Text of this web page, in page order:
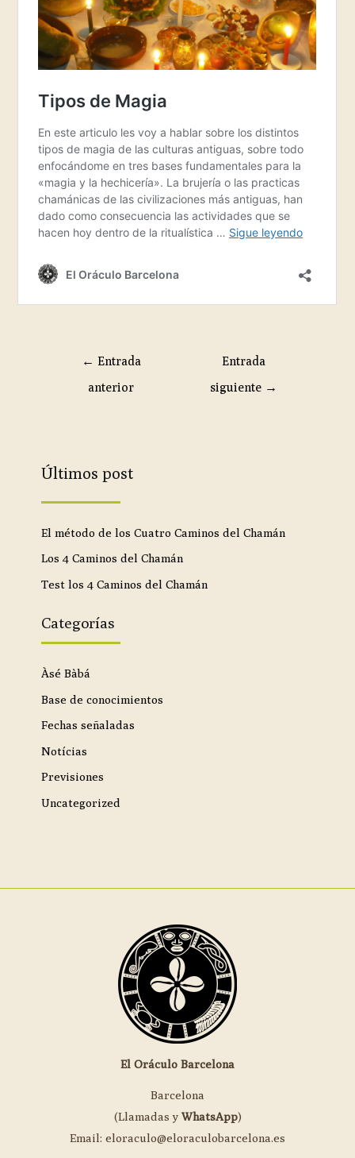
← Entrada
anterior
Entrada
siguiente →
Últimos post
El método de los Cuatro Caminos del Chamán
Los 4 Caminos del Chamán
Test los 4 Caminos del Chamán
Categorías
Àsé Bàbá
Base de conocimientos
Fechas señaladas
Notícias
Previsiones
Uncategorized
El Oráculo Barcelona
Barcelona
(Llamadas y WhatsApp)
Email: eloraculo@eloraculobarcelona.es